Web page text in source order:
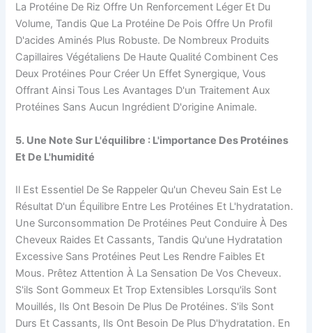
La Protéine De Riz Offre Un Renforcement Léger Et Du
Volume, Tandis Que La Protéine De Pois Offre Un Profil
D'acides Aminés Plus Robuste. De Nombreux Produits
Capillaires Végétaliens De Haute Qualité Combinent Ces
Deux Protéines Pour Créer Un Effet Synergique, Vous
Offrant Ainsi Tous Les Avantages D'un Traitement Aux
Protéines Sans Aucun Ingrédient D'origine Animale.
5. Une Note Sur L'équilibre : L'importance Des Protéines
Et De L'humidité
Il Est Essentiel De Se Rappeler Qu'un Cheveu Sain Est Le
Résultat D'un Équilibre Entre Les Protéines Et L'hydratation.
Une Surconsommation De Protéines Peut Conduire À Des
Cheveux Raides Et Cassants, Tandis Qu'une Hydratation
Excessive Sans Protéines Peut Les Rendre Faibles Et
Mous. Prêtez Attention À La Sensation De Vos Cheveux.
S'ils Sont Gommeux Et Trop Extensibles Lorsqu'ils Sont
Mouillés, Ils Ont Besoin De Plus De Protéines. S'ils Sont
Durs Et Cassants, Ils Ont Besoin De Plus D'hydratation. En